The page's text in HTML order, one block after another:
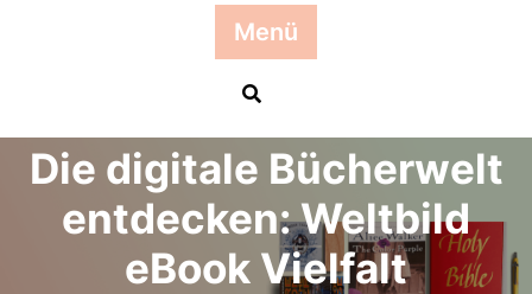
Menü
Posted On 28 November 2024
Die digitale Bücherwelt
entdecken: Weltbild
eBook Vielfalt